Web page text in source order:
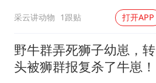
采云讲动物 1跟贴 打开APP
野牛群弄死狮子幼崽，转
头被狮群报复杀了牛崽！